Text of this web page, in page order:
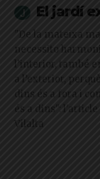
El jardí
"De la mateixa
necessito
l’interior, també
a l’exterior,
dins és a fora i
és a dins": l'article
Vilalta